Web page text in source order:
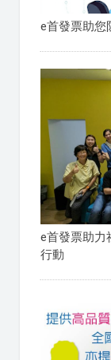
e首發票助您
e首發票助力
行動